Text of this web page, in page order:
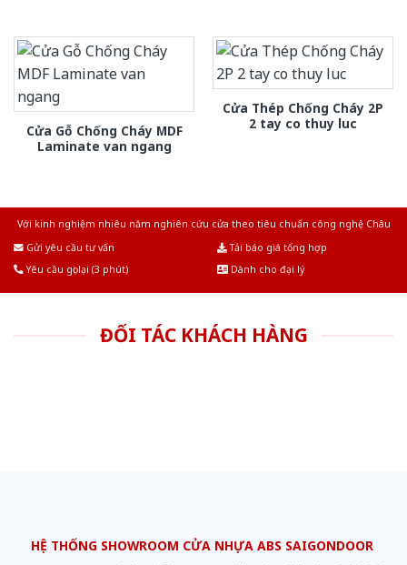
Cửa Gỗ Chống Cháy MDF
Laminate van ngang
Cửa Thép Chống Cháy 2P
2 tay co thuy luc
Với kinh nghiệm nhiêu năm nghiên cứu cửa theo tiêu chuẩn công nghệ Châu
Gửi yêu cầu tư vấn
Tải báo giá tổng hợp
Yêu cầu gọi lại (3 phút)
Dành cho đại lý
ĐỐI TÁC KHÁCH HÀNG
HỆ THỐNG SHOWROOM CỬA NHỰA ABS SAIGONDOOR